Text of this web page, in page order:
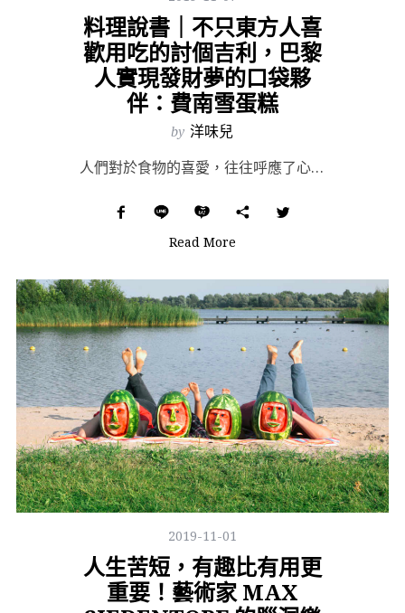
料理說書｜不只東方人喜
歡用吃的討個吉利，巴黎
人實現發財夢的口袋夥
伴：費南雪蛋糕
by 洋味兒
人們對於食物的喜愛，往往呼應了心中最真實的渴望，像是台灣人喜歡吃的雞蛋糕，常做成雞或豬的造型，因為雞...
Read More
2019-11-01
人生苦短，有趣比有用更
重要！藝術家 MAX